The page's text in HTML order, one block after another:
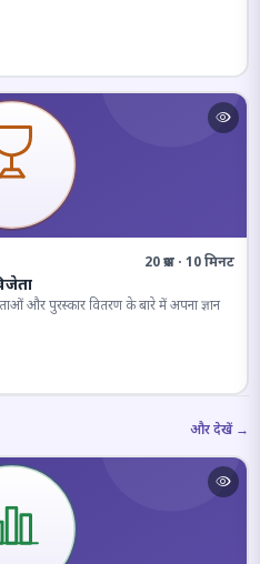
20 प्रश्न · 10 मिनट
और पुरस्कार वितरण के बारे में अपना ज्ञान
और देखें →